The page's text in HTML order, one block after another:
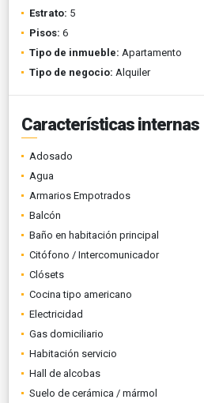
Estrato: 5
Pisos: 6
Tipo de inmueble: Apartamento
Tipo de negocio: Alquiler
Características internas
Adosado
Agua
Armarios Empotrados
Balcón
Baño en habitación principal
Citófono / Intercomunicador
Clósets
Cocina tipo americano
Electricidad
Gas domiciliario
Habitación servicio
Hall de alcobas
Suelo de cerámica / mármol